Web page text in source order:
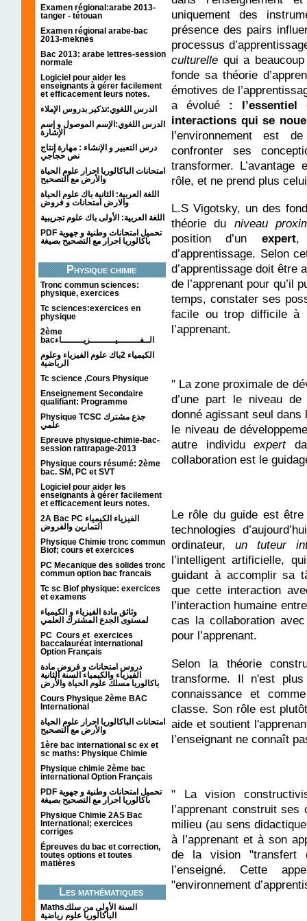
Examen régional:arabe 2013-
tanger - tétouan
Examen régional arabe-bac
2013-meknès
Bac 2013: arabe lettres-session
normale
Logiciel pour aider les
enseignants à gérer facilement
et efficacement leurs notes.
الدرس اللغوي:تذكير بدروس الإملاء
الدرس اللغوي:الإسم الموصول و إسم
الإشارة
درس التعبير و الإنشاء : مهارة إنتاج
نص حجاجي
امتحانات الباكالوريا احرار علوم الحياة
والأرض مع التصحيح
اللغة العربية: الثانية باك علوم الحياة
والارض امتحانات و فروض
اللغة العربية: الأولى باك علوم تجريبية
PDF تحميل امتحانات وطنية و جهوية
باكالوريا احرار مع التصحيح بصيغة
Physique chimie
Tronc commun sciences:
physique, exercices
Tc sciences:exercices en
physique
2ème
bacالــفــــــــيـــــــــزيــــــــاء
الكيمياء 2باك علوم الفيزياء وعلوم
الرياضية
Tc science ,Cours Physique
Enseignement Secondaire
qualifiant: Programme
Physique TCSC جذع مشترك
علمي
Epreuve physique-chimie-bac-
session rattrapage-2013
Physique cours résumé: 2ème
bac. SM, PC et SVT
Logiciel pour aider les
enseignants à gérer facilement
et efficacement leurs notes.
2A Bac PC الفيزياء الكيمياء
التمارين والفروض
Physique Chimie tronc commun
Biof; cours et exercices
PC Mecanique des solides tronc
commun option bac francais
Tc sc Biof physique: exercices
et examens
وثائق مادة الفيزياء و الكيمياء
PC Cours et exercices
baccalauréat international
Option Français
دروس امتحانات و فروض مادة
الفيزياء والكيمياء السنة الثانية
باكالوريا مسلك علوم الحياة والأرض
Cours Physique 2ème BAC
International
امتحانات الباكالوريا احرار علوم الحياة
والأرض مع التصحيح
1ère bac international sc ex et
sc maths: Physique Chimie
Physique chimie 2ème bac
international Option Français
PDF تحميل امتحانات وطنية و جهوية
باكالوريا احرار مع التصحيح بصيغة
Physique Chimie 2AS Bac
International; exercices
corriges
Épreuves du bac et correction,
toutes options et toutes
matières
Les mathématiques
Mathsالسنة الأولى من سلك
الباكالوريا علوم رياضية
uniquement des
présence des pairs
processus
culturelle qui a
fonde sa théorie
émotives de
a évolué : l’essentiel
interactions qui se
l’environnement est
confronter ses
transformer. L’avantage
rôle, et ne prend plus
L.S Vigotsky, un des
théorie du niveau
position d’un expert,
d’apprentissage. Selon
d’apprentissage doit être
de l’apprenant pour qu’il
temps, constater ses
facile ou trop difficile à
l’apprenant.
" La zone proximale de
d’une part le niveau
donné agissant seul dans
le niveau de
autre individuexpert
collaboration est le
Le rôle du guide est
technologies
ordinateur, un tuteur
l’intelligent artificielle,
guidant à accomplir sa
que cette interaction
l’interaction humaine
cas la collaboration
pour l’apprenant.
Selon la théorie
transforme. Il n'est plus
connaissance et
classe. Son rôle est
aide et soutient
l’enseignant ne connaît
" La vision
l’apprenant construit
milieu (au sens
à l’apprenant et à son
de la vision "transfert
l’enseigné. Cette
"environnement